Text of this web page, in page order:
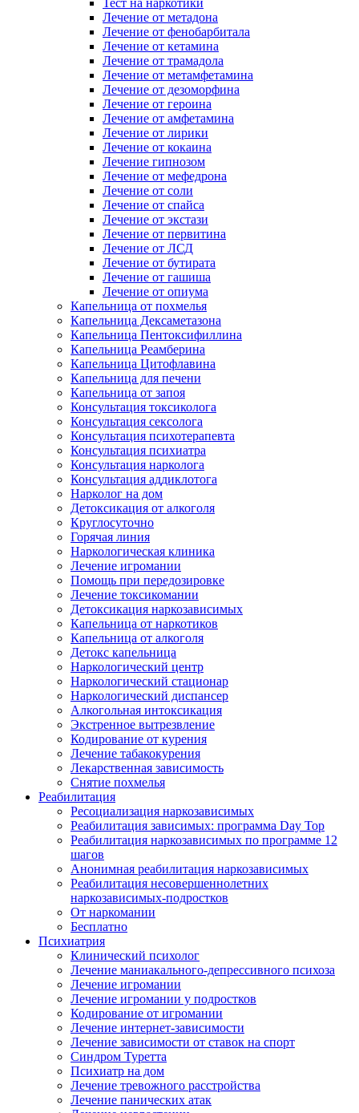
Тест на наркотики
Лечение от метадона
Лечение от фенобарбитала
Лечение от кетамина
Лечение от трамадола
Лечение от метамфетамина
Лечение от дезоморфина
Лечение от героина
Лечение от амфетамина
Лечение от лирики
Лечение от кокаина
Лечение гипнозом
Лечение от мефедрона
Лечение от соли
Лечение от спайса
Лечение от экстази
Лечение от первитина
Лечение от ЛСД
Лечение от бутирата
Лечение от гашиша
Лечение от опиума
Капельница от похмелья
Капельница Дексаметазона
Капельница Пентоксифиллина
Капельница Реамберина
Капельница Цитофлавина
Капельница для печени
Капельница от запоя
Консультация токсиколога
Консультация сексолога
Консультация психотерапевта
Консультация психиатра
Консультация нарколога
Консультация аддиклотога
Нарколог на дом
Детоксикация от алкоголя
Круглосуточно
Горячая линия
Наркологическая клиника
Лечение игромании
Помощь при передозировке
Лечение токсикомании
Детоксикация наркозависимых
Капельница от наркотиков
Капельница от алкоголя
Детокс капельница
Наркологический центр
Наркологический стационар
Наркологический диспансер
Алкогольная интоксикация
Экстренное вытрезвление
Кодирование от курения
Лечение табакокурения
Лекарственная зависимость
Снятие похмелья
Реабилитация
Ресоциализация наркозависимых
Реабилитация зависимых: программа Day Top
Реабилитация наркозависимых по программе 12
шагов
Анонимная реабилитация наркозависимых
Реабилитация несовершеннолетних
наркозависимых-подростков
От наркомании
Бесплатно
Психиатрия
Клинический психолог
Лечение маниакального-депрессивного психоза
Лечение игромании
Лечение игромании у подростков
Кодирование от игромании
Лечение интернет-зависимости
Лечение зависимости от ставок на спорт
Синдром Туретта
Психиатр на дом
Лечение тревожного расстройства
Лечение панических атак